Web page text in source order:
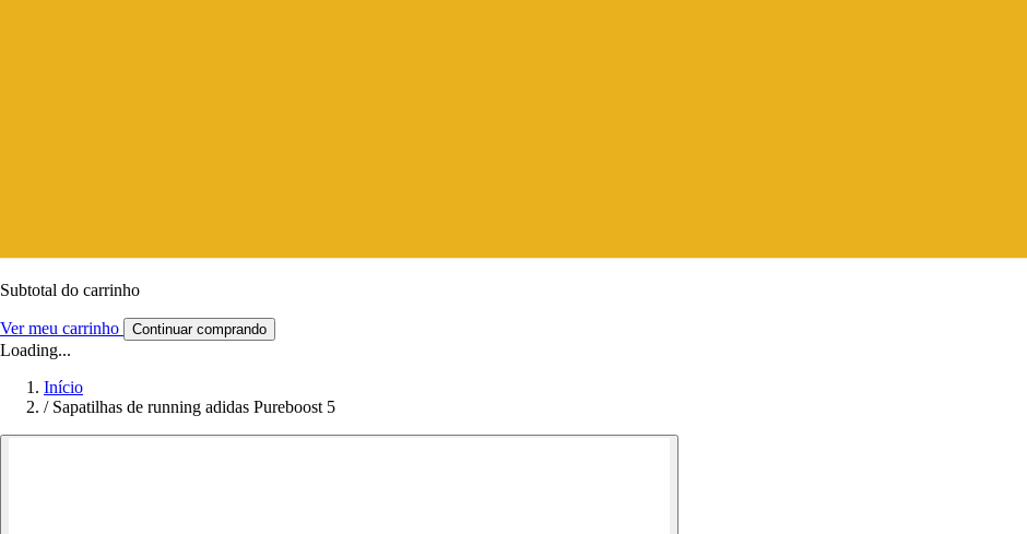
Subtotal do carrinho
Ver meu carrinho Continuar comprando
Loading...
Início
/ Sapatilhas de running adidas Pureboost 5